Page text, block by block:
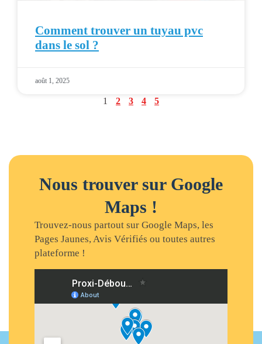
Comment trouver un tuyau pvc
dans le sol ?
août 1, 2025
1 2 3 4 5
Nous trouver sur Google
Maps !
Trouvez-nous partout sur Google Maps, les
Pages Jaunes, Avis Vérifiés ou toutes autres
plateforme !